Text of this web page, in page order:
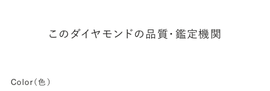
このダイヤモンドの品質・鑑定機関
Color（色）